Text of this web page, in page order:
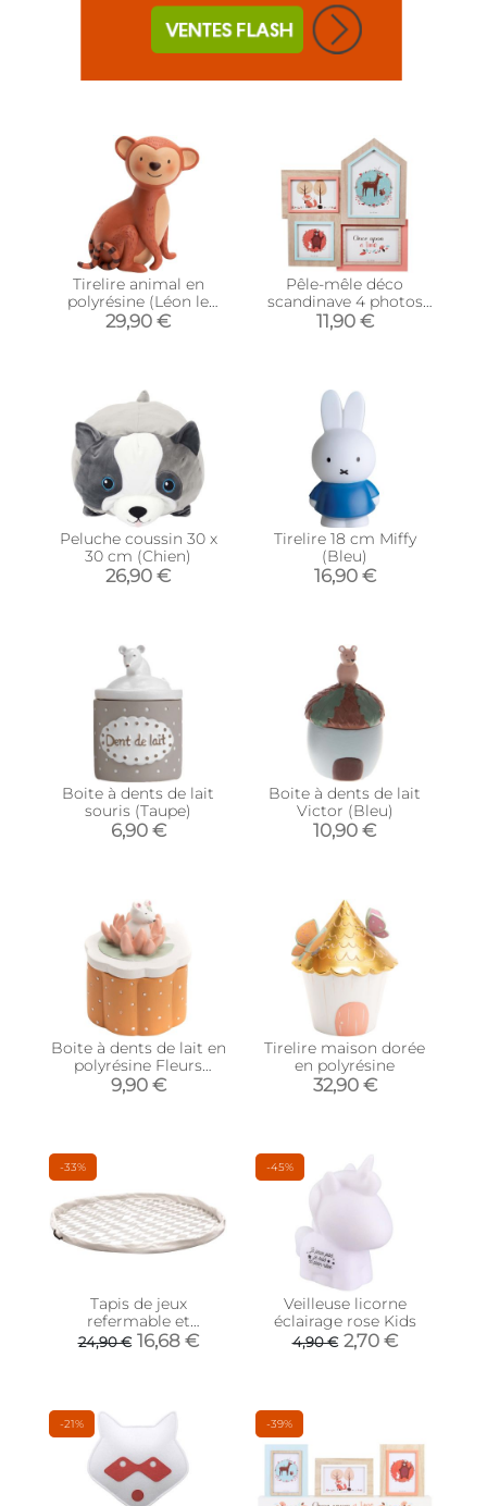
Tirelire animal en
polyrésine (Léon le
singe)
29,90 €
Pêle-mêle déco
scandinave 4 photos
(Corail et bleu clair)
11,90 €
Peluche coussin 30 x
30 cm (Chien)
26,90 €
Tirelire 18 cm Miffy
(Bleu)
16,90 €
Boite à dents de lait
souris (Taupe)
6,90 €
Boite à dents de lait
Victor (Bleu)
10,90 €
Boite à dents de lait en
polyrésine Fleurs
(Orange)
9,90 €
Tirelire maison dorée
en polyrésine
32,90 €
-33%
Tapis de jeux
refermable et
transportable 120 cm
24,90 € 16,68 €
-45%
Veilleuse licorne
éclairage rose Kids
4,90 € 2,70 €
-21% -39%